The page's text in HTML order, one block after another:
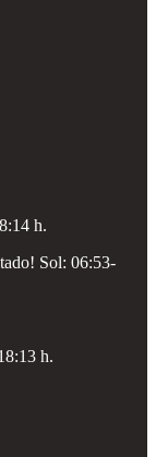
h.
Sol: 06:53-
h.